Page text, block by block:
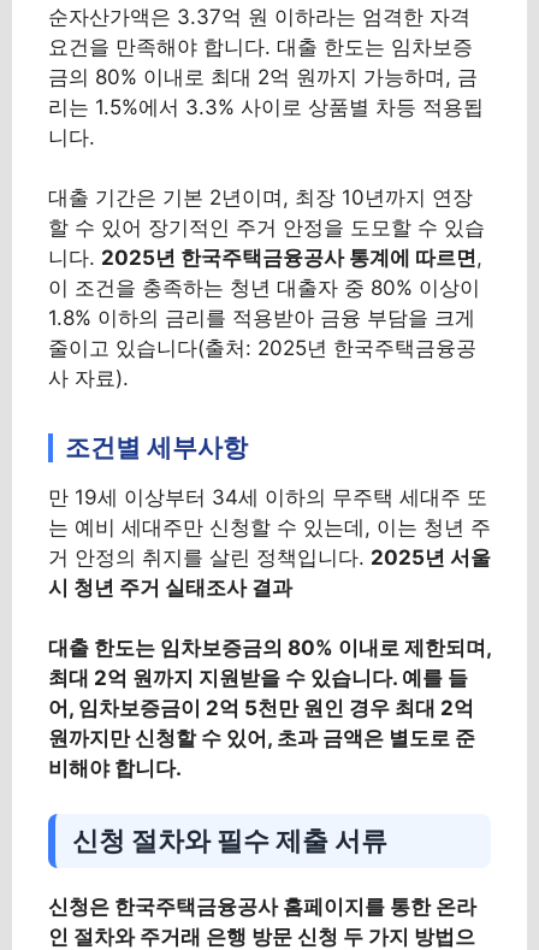
순자산가액은 3.37억 원 이하라는 엄격한 자격
요건을 만족해야 합니다. 대출 한도는 임차보증
금의 80% 이내로 최대 2억 원까지 가능하며, 금
리는 1.5%에서 3.3% 사이로 상품별 차등 적용됩
니다.
대출 기간은 기본 2년이며, 최장 10년까지 연장
할 수 있어 장기적인 주거 안정을 도모할 수 있습
니다. 2025년 한국주택금융공사 통계에 따르면,
이 조건을 충족하는 청년 대출자 중 80% 이상이
1.8% 이하의 금리를 적용받아 금융 부담을 크게
줄이고 있습니다(출처: 2025년 한국주택금융공
사 자료).
조건별 세부사항
만 19세 이상부터 34세 이하의 무주택 세대주 또
는 예비 세대주만 신청할 수 있는데, 이는 청년 주
거 안정의 취지를 살린 정책입니다. 2025년 서울
시 청년 주거 실태조사 결과
대출 한도는 임차보증금의 80% 이내로 제한되며,
최대 2억 원까지 지원받을 수 있습니다. 예를 들
어, 임차보증금이 2억 5천만 원인 경우 최대 2억
원까지만 신청할 수 있어, 초과 금액은 별도로 준
비해야 합니다.
신청 절차와 필수 제출 서류
신청은 한국주택금융공사 홈페이지를 통한 온라
인 절차와 주거래 은행 방문 신청 두 가지 방법으